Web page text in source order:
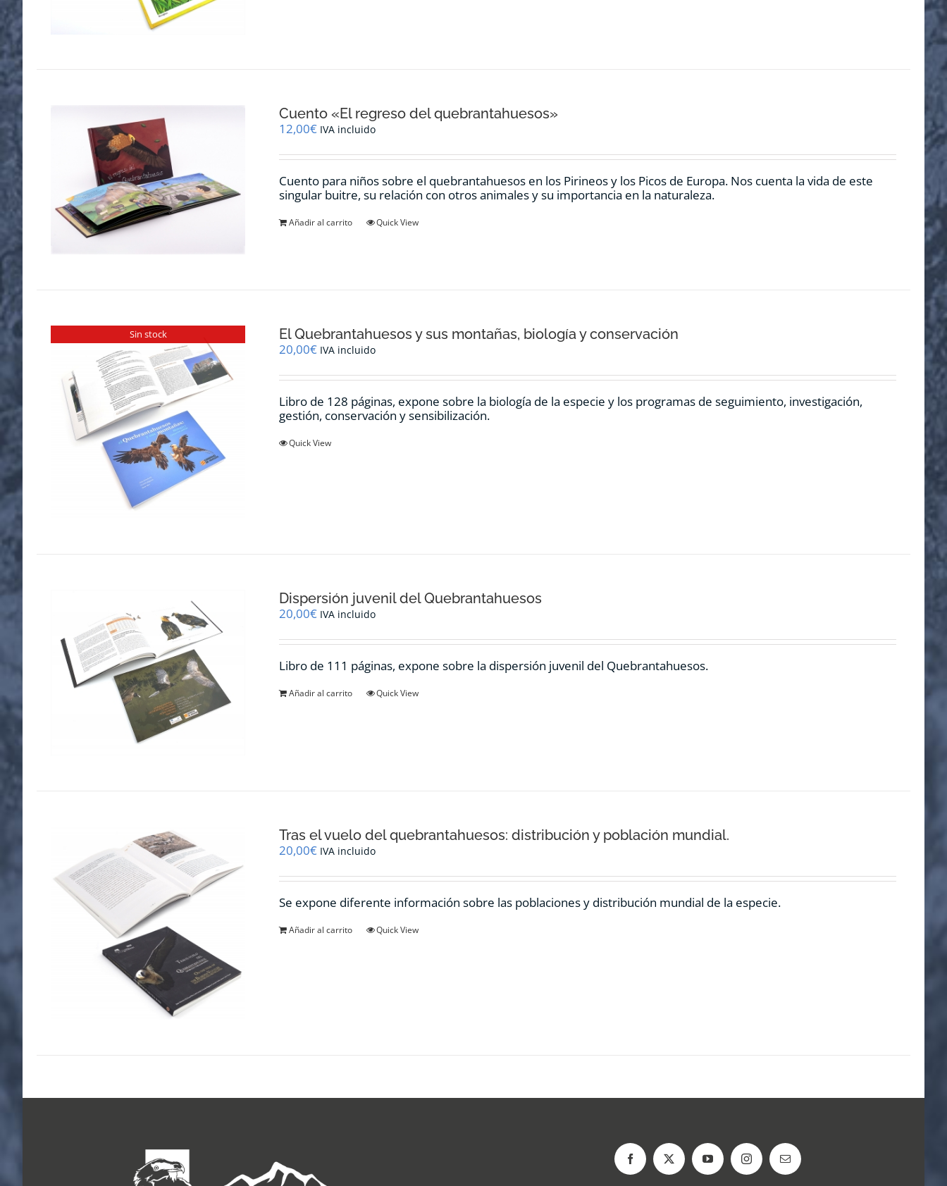
Cuento «El regreso del quebrantahuesos»
12,00€ IVA incluido
Cuento para niños sobre el quebrantahuesos en los Pirineos y los Picos de Europa. Nos cuenta la vida de este
singular buitre, su relación con otros animales y su importancia en la naturaleza.
Añadir al carrito Quick View
Sin stock El Quebrantahuesos y sus montañas, biología y conservación
20,00€ IVA incluido
Libro de 128 páginas, expone sobre la biología de la especie y los programas de seguimiento, investigación,
gestión, conservación y sensibilización.
Quick View
Dispersión juvenil del Quebrantahuesos
20,00€ IVA incluido
Libro de 111 páginas, expone sobre la dispersión juvenil del Quebrantahuesos.
Añadir al carrito Quick View
Tras el vuelo del quebrantahuesos: distribución y población mundial.
20,00€ IVA incluido
Se expone diferente información sobre las poblaciones y distribución mundial de la especie.
Añadir al carrito Quick View